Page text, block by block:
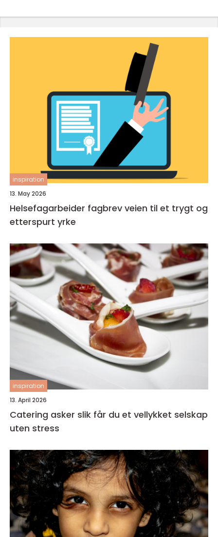
inspiration
13. May 2026
Helsefagarbeider fagbrev veien til et trygt og
etterspurt yrke
inspiration
13. April 2026
Catering asker slik får du et vellykket selskap
uten stress